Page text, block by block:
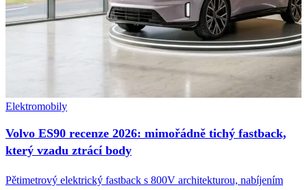
Elektromobily
Volvo ES90 recenze 2026: mimořádně tichý fastback,
který vzadu ztrácí body
Pětimetrový elektrický fastback s 800V architekturou, nabíjením